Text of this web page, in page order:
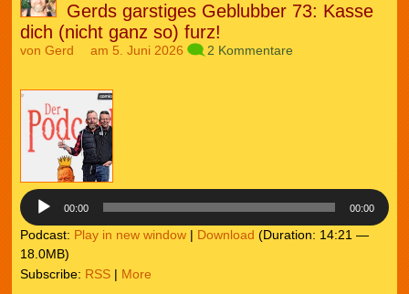
Gerds garstiges Geblubber 73: Kasse
dich (nicht ganz so) furz!
von Gerd am 5. Juni 2026 2 Kommentare
00:00 00:00
Podcast: Play in new window| Download (Duration: 14:21 —
18.0MB)
Subscribe: RSS| More